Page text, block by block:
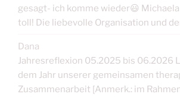
gesagt- ich komme wieder😃
toll! Die liebevolle Organisation und
Dana
Jahresreflexion 05.2025 bis 06.2026
dem Jahr unserer gemeinsamen
Zusammenarbeit [Anmerk.: im